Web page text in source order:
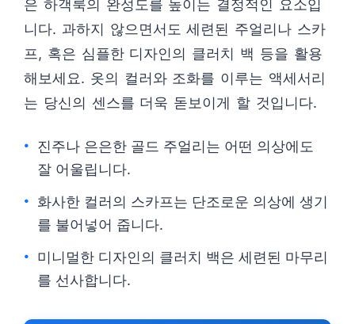
은 하객룩의 완성도를 높이는 결정적인 요소입
니다. 과하지 않으면서도 세련된 주얼리나 스카
프, 혹은 심플한 디자인의 클러치 백 등을 활용
해보세요. 옷의 컬러와 조화를 이루는 액세서리
는 당신의 센스를 더욱 돋보이게 할 것입니다.
진주나 은은한 골드 주얼리는 어떤 의상에도
잘 어울립니다.
화사한 컬러의 스카프는 단조로운 의상에 생기
를 불어넣어 줍니다.
미니멀한 디자인의 클러치 백은 세련된 마무리
를 선사합니다.